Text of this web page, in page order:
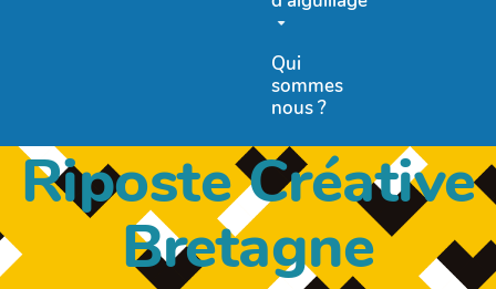
Qui
sommes
nous ?
Riposte Créative
Bretagne